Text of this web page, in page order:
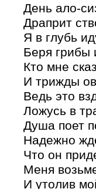
День ало-
Драприт
Я в глубь
Беря грибы
Кто мне
И трижды
Ведь это
Ложусь в
Душа поет
Надежно
Что он
Меня
И утолив